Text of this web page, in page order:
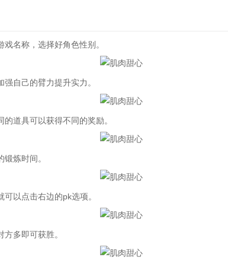
名称，选择好角色性别。
自己的臂力提升实力。
道具可以获得不同的奖励。
炼时间。
以点击右边的pk选项。
多即可获胜。